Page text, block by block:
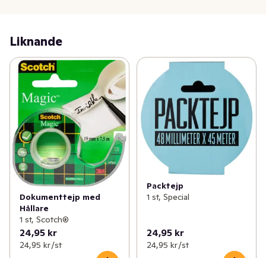
Liknande
Dokumenttejp med
Hållare
1 st, Scotch®
24,95 kr
24,95 kr /st
Packtejp
1 st, Special
24,95 kr
24,95 kr /st